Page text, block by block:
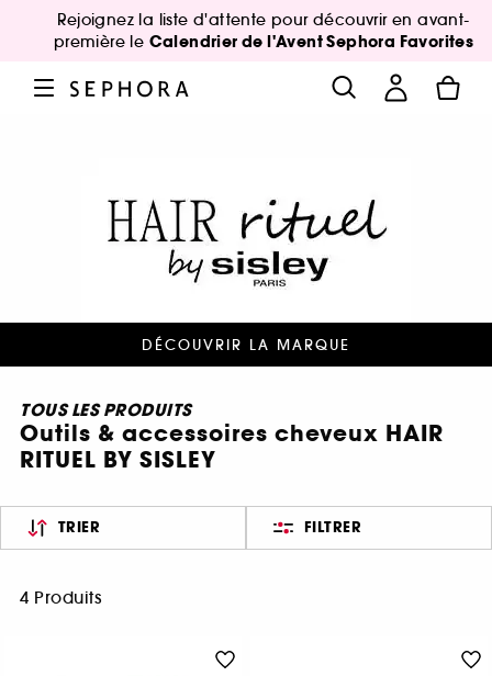
Rejoignez la liste d'attente pour découvrir en avant-
première le Calendrier de l'Avent Sephora Favorites
DÉCOUVRIR LA MARQUE
TOUS LES PRODUITS
Outils & accessoires cheveux HAIR
RITUEL BY SISLEY
TRIER FILTRER
4 Produits